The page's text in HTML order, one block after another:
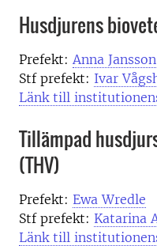
Husdjurens
Prefekt: Anna Jansson
Stf prefekt: Ivar
Länk till
Tillämpad
(THV)
Prefekt: Ewa Wredle
Stf prefekt: Katarina
Länk till